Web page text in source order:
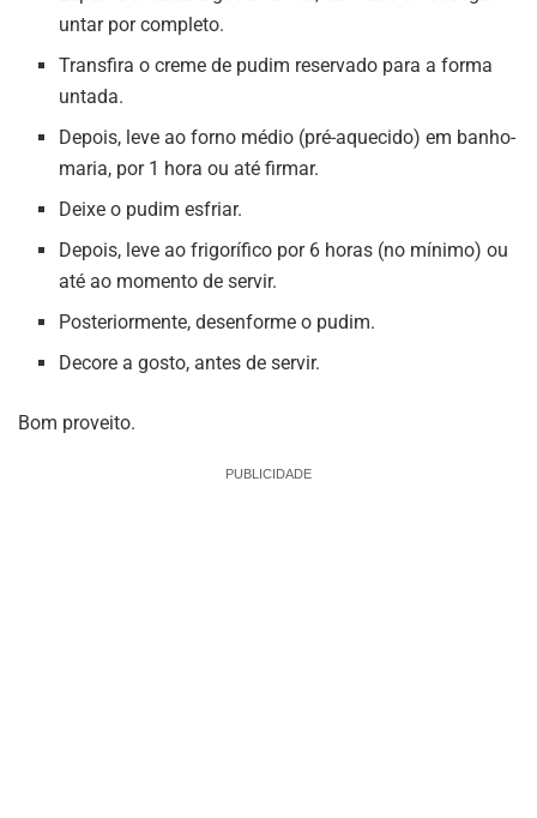
untar por completo.
Transfira o creme de pudim reservado para a forma
untada.
Depois, leve ao forno médio (pré-aquecido) em banho-
maria, por 1 hora ou até firmar.
Deixe o pudim esfriar.
Depois, leve ao frigorífico por 6 horas (no mínimo) ou
até ao momento de servir.
Posteriormente, desenforme o pudim.
Decore a gosto, antes de servir.
Bom proveito.
PUBLICIDADE